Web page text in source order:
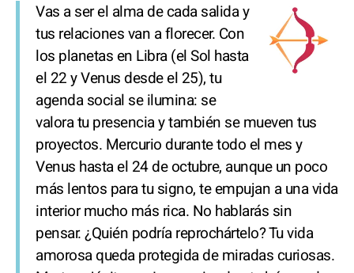
Vas a ser el alma de cada salida y
tus relaciones van a florecer. Con
los planetas en Libra (el Sol hasta
el 22 y Venus desde el 25), tu
agenda social se ilumina: se
valora tu presencia y también se mueven tus
proyectos. Mercurio durante todo el mes y
Venus hasta el 24 de octubre, aunque un poco
más lentos para tu signo, te empujan a una vida
interior mucho más rica. No hablarás sin
pensar. ¿Quién podría reprochártelo? Tu vida
amorosa queda protegida de miradas curiosas.